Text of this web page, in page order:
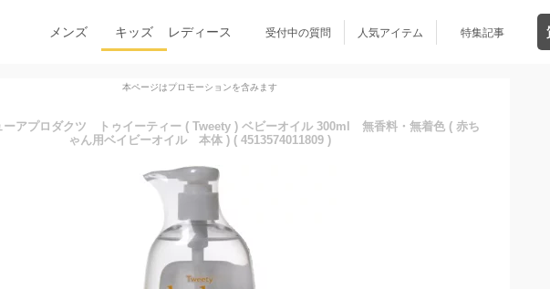
メンズ キッズ レディース 受付中の質問 人気アイテム 特集記事
本ページはプロモーションを含みます
アプロダクツ トゥイーティー ( Tweety ) ベビーオイル 300ml 無香料・無着色 ( 赤ち
ゃん用ベイビーオイル 本体 ) ( 4513574011809 )